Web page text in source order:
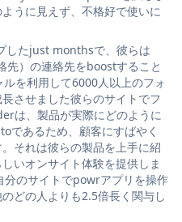
うに見えず、不格好で使いに
したjust monthsで、彼らは
先）の連絡先をboostすること
を利用して6000人以上のフォ
させました彼らのサイトでフ
は、製品が実際にどのように
であるため、顧客にすばやく
それは彼らの製品を上手に紹
いオンサイト体験を提供しま
のサイトでpowrアプリを操作
どの人よりも2.5倍長く関与し